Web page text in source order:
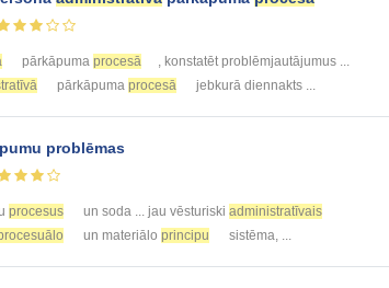
pārkāpuma procesā
, konstatēt problēmjautājumus ...
pārkāpuma procesā jebkurā diennakts ...
problēmas
procesus un soda ... jau vēsturiski administratīvais
un materiālo principu sistēma, ...